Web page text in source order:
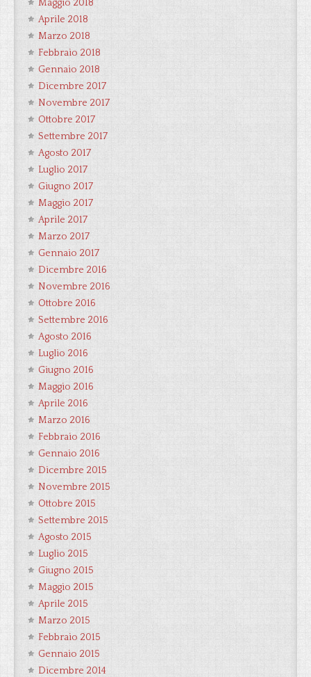
Maggio 2018
Aprile 2018
Marzo 2018
Febbraio 2018
Gennaio 2018
Dicembre 2017
Novembre 2017
Ottobre 2017
Settembre 2017
Agosto 2017
Luglio 2017
Giugno 2017
Maggio 2017
Aprile 2017
Marzo 2017
Gennaio 2017
Dicembre 2016
Novembre 2016
Ottobre 2016
Settembre 2016
Agosto 2016
Luglio 2016
Giugno 2016
Maggio 2016
Aprile 2016
Marzo 2016
Febbraio 2016
Gennaio 2016
Dicembre 2015
Novembre 2015
Ottobre 2015
Settembre 2015
Agosto 2015
Luglio 2015
Giugno 2015
Maggio 2015
Aprile 2015
Marzo 2015
Febbraio 2015
Gennaio 2015
Dicembre 2014